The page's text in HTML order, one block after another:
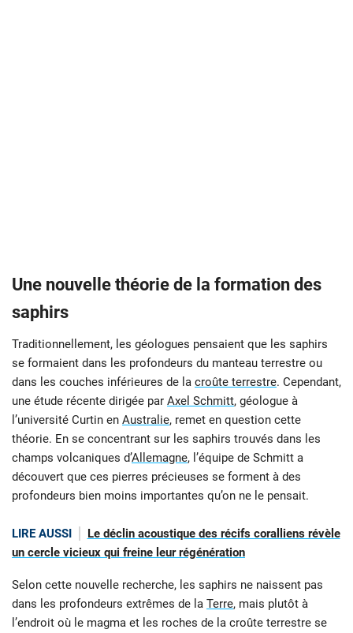
Une nouvelle théorie de la formation des
saphirs
Traditionnellement, les géologues pensaient que les saphirs
se formaient dans les profondeurs du manteau terrestre ou
dans les couches inférieures de la croûte terrestre. Cependant,
une étude récente dirigée par Axel Schmitt, géologue à
l’université Curtin en Australie, remet en question cette
théorie. En se concentrant sur les saphirs trouvés dans les
champs volcaniques d’Allemagne, l’équipe de Schmitt a
découvert que ces pierres précieuses se forment à des
profondeurs bien moins importantes qu’on ne le pensait.
LIRE AUSSI
Le déclin acoustique des récifs coralliens révèle
un cercle vicieux qui freine leur régénération
Selon cette nouvelle recherche, les saphirs ne naissent pas
dans les profondeurs extrêmes de la Terre, mais plutôt à
l’endroit où le magma et les roches de la croûte terrestre se